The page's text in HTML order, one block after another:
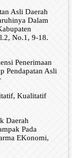
Asli Daerah
Dalam
No.1, 9-18.
Penerimaan
Pendapatan Asli
Kualitatif
Daerah
Pada
EKonomi,